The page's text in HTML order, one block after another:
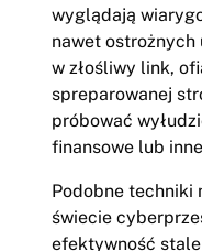
wyglądają
nawet ostrożnych
w złośliwy link,
spreparowanej
próbować
finansowe lub
Podobne techniki
świecie
efektywność